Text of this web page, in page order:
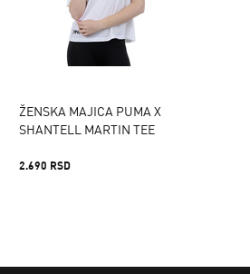
ŽENSKA MAJICA PUMA X
SHANTELL MARTIN TEE
2.690 RSD